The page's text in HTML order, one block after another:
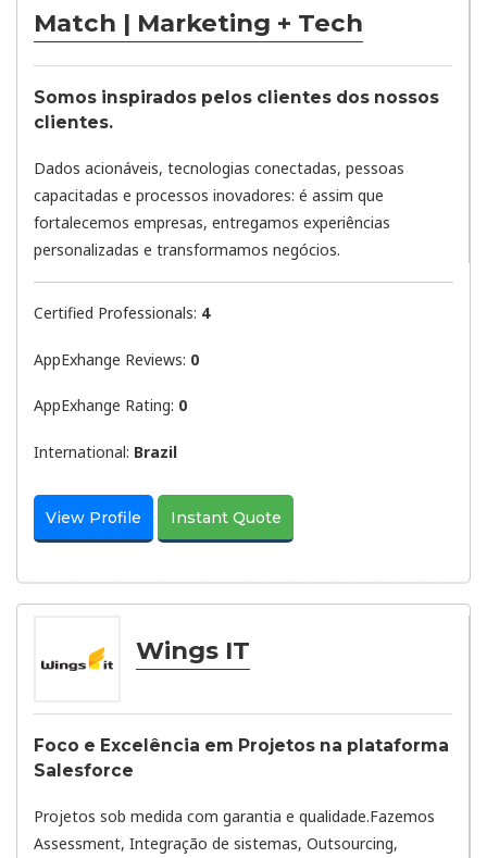
Match | Marketing + Tech
Somos inspirados pelos clientes dos nossos
clientes.
Dados acionáveis, tecnologias conectadas, pessoas
capacitadas e processos inovadores: é assim que
fortalecemos empresas, entregamos experiências
personalizadas e transformamos negócios.
Certified Professionals: 4
AppExhange Reviews: 0
AppExhange Rating: 0
International: Brazil
View Profile Instant Quote
Wings IT
Foco e Excelência em Projetos na plataforma
Salesforce
Projetos sob medida com garantia e qualidade.Fazemos
Assessment, Integração de sistemas, Outsourcing,